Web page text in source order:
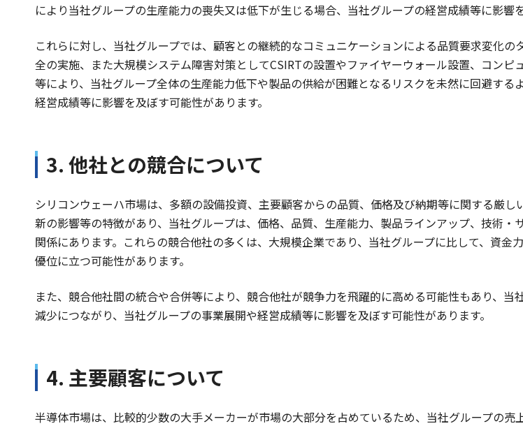
により当社グループの生産能力の喪失又は低下が生じる場合、当社グループの経営成績等に影響
これらに対し、当社グループでは、顧客との継続的なコミュニケーションによる品質要求変化
全の実施、また大規模システム障害対策としてCSIRTの設置やファイヤーウォール設置、コン
等により、当社グループ全体の生産能力低下や製品の供給が困難となるリスクを未然に回避す
経営成績等に影響を及ぼす可能性があります。
3. 他社との競合について
シリコンウェーハ市場は、多額の設備投資、主要顧客からの品質、価格及び納期等に関する厳
新の影響等の特徴があり、当社グループは、価格、品質、生産能力、製品ラインアップ、技術
関係にあります。これらの競合他社の多くは、大規模企業であり、当社グループに比して、資
優位に立つ可能性があります。
また、競合他社間の統合や合併等により、競合他社が競争力を飛躍的に高める可能性もあり、
減少につながり、当社グループの事業展開や経営成績等に影響を及ぼす可能性があります。
4. 主要顧客について
半導体市場は、比較的少数の大手メーカーが市場の大部分を占めているため、当社グループの売